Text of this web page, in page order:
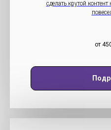
сделать крутой
от